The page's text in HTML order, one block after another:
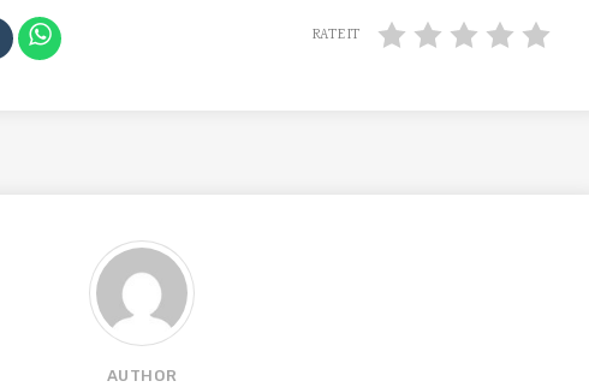
RATE IT
AUTHOR